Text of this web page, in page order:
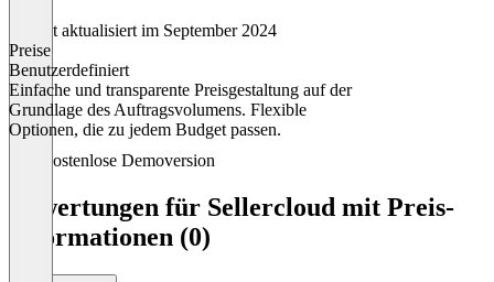
Zuletzt aktualisiert im September 2024
Preise
Benutzerdefiniert
Einfache und transparente Preisgestaltung auf der
Grundlage des Auftragsvolumens. Flexible
Optionen, die zu jedem Budget passen.
Kostenlose Demoversion
Bewertungen für Sellercloud mit Preis-
Informationen (0)